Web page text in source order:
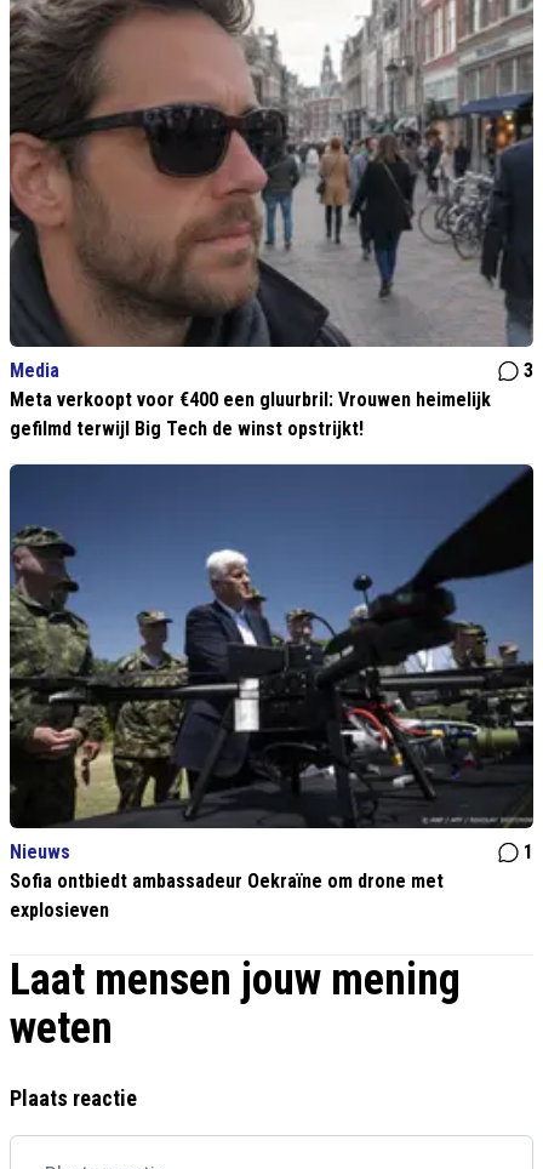
Media
3
Meta verkoopt voor €400 een gluurbril: Vrouwen heimelijk
gefilmd terwijl Big Tech de winst opstrijkt!
Nieuws
1
Sofia ontbiedt ambassadeur Oekraïne om drone met
explosieven
Laat mensen jouw mening
weten
Plaats reactie